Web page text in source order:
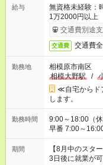
給与
無資格未経験
1万2000円以上
交通費別途
交通費 交通費
勤務地
相模原市南区
相模大野駅
/
≪自宅からド
します。
勤務時間
9:00～18:00（休憩60分） ■ご希望があ
早番 7:00～16:00
と休みを合わせ
「できれば残
ね。 ※Wワーク希望の方へ 今ご覧のお仕事で希望する勤務時間
期間
【8月中のスタ
3日後に就業が可